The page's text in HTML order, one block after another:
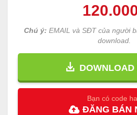
120
Chú ý: EMAIL và SĐT của người
download.
DOWNLOAD
Bạn có code
ĐĂNG BÁN